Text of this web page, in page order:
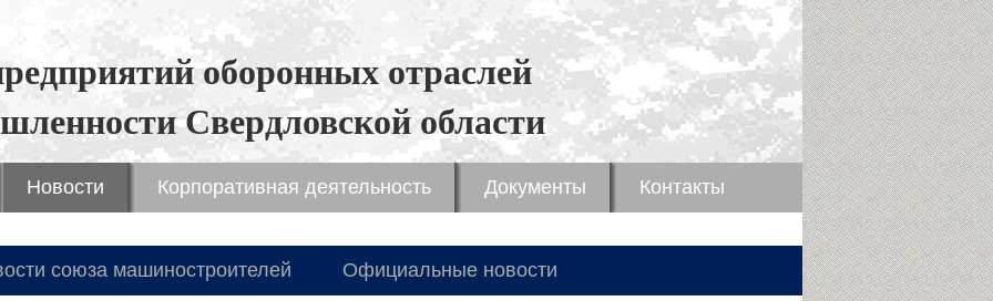
оборонных отраслей
Свердловской области
Новости Корпоративная деятельность Документы Контакты
союза машиностроителей Официальные новости